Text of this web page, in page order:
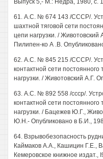
Выпуск 5,- М.: Недра, 1980, с.
61. А.С. № 674 143 /СССР/.
шахтной тяговой сети
цепи нагрузки. /
Пилипен-ко А .В.
62. А.С. № 845 215 /СССР/.
контактной сети
нагрузки. / Животовский А.Г.
63. А.С. № 892 558 /ссср/.
контактной сети
нагрузки. / Бацежев Ю.Г.,
Ю.Н.- Опубликовано в Б.И.,
64. Взрывобезопасность
Каймаков А.А., Кашицин Г.Е.,
Кемеровское книжное издат.,